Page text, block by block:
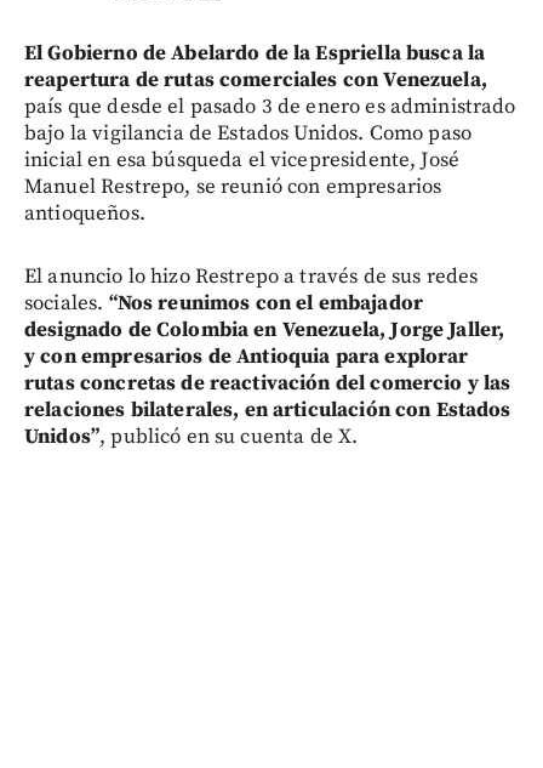
El Gobierno de Abelardo de la Espriella busca la
reapertura de rutas comerciales con Venezuela,
país que desde el pasado 3 de enero es administrado
bajo la vigilancia de Estados Unidos. Como paso
inicial en esa búsqueda el vicepresidente, José
Manuel Restrepo, se reunió con empresarios
antioqueños.
El anuncio lo hizo Restrepo a través de sus redes
sociales. “Nos reunimos con el embajador
designado de Colombia en Venezuela, Jorge Jaller,
y con empresarios de Antioquia para explorar
rutas concretas de reactivación del comercio y las
relaciones bilaterales, en articulación con Estados
Unidos”, publicó en su cuenta de X.